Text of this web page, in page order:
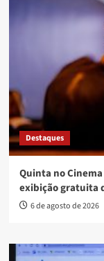
Destaques
Quinta no
exibição gratuita
6 de agosto de 2026